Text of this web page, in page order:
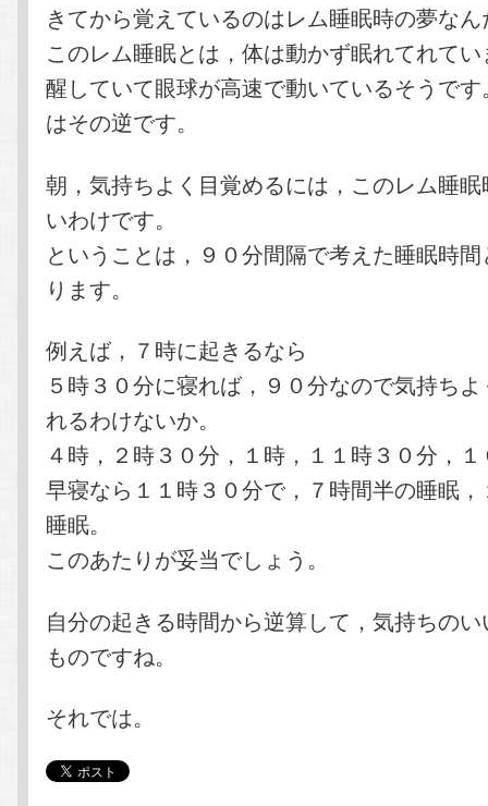
きてから覚えているのはレム睡眠時の夢な
このレム睡眠とは，体は動かず眠れてれて
醒していて眼球が高速で動いているそうで
はその逆です。
朝，気持ちよく目覚めるには，このレム睡
いわけです。
ということは，９０分間隔で考えた睡眠時
ります。
例えば，７時に起きるなら
５時３０分に寝れば，９０分なので気持ち
れるわけないか。
４時，２時３０分，１時，１１時３０分，
早寝なら１１時３０分で，７時間半の睡眠
睡眠。
このあたりが妥当でしょう。
自分の起きる時間から逆算して，気持ちの
ものですね。
それでは。